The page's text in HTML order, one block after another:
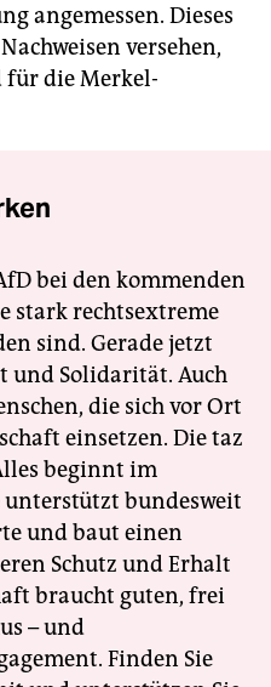
angemessen. Dieses
versehen,
für die Merkel-
bei den kommenden
stark rechtsextreme
sind. Gerade jetzt
und Solidarität. Auch
die sich vor Ort
einsetzen. Die taz
beginnt im
bundesweit
und baut einen
Schutz und Erhalt
braucht guten, frei
– und
Finden Sie